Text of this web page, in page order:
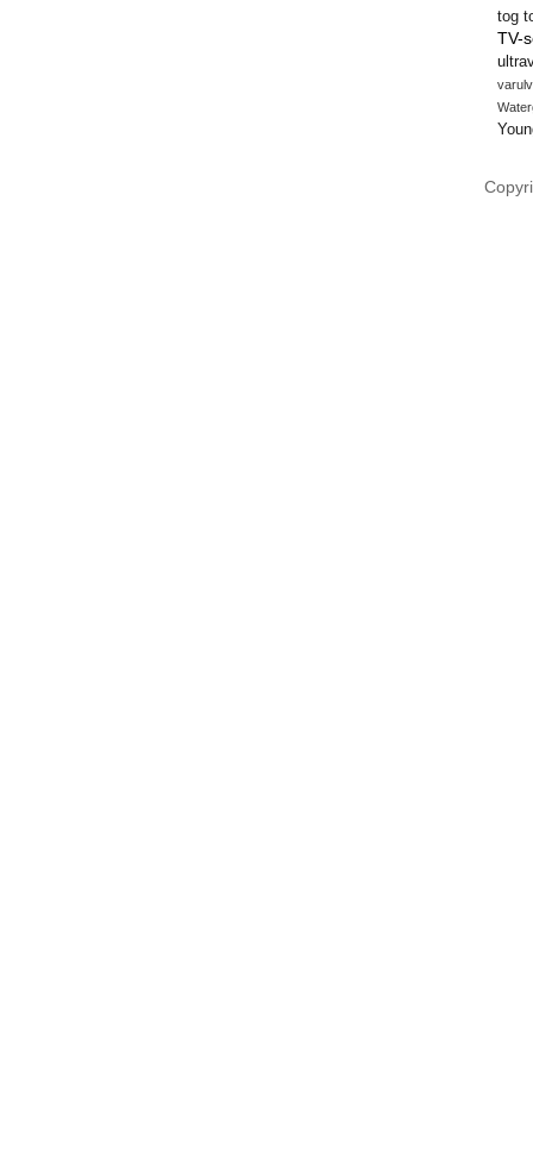
tog
TV-
varulv